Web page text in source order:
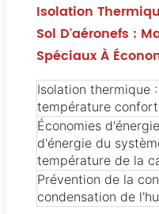
Isolation
Sol D'aéronefs :
Spéciaux À
Isolation thermique
température
Économies
d'énergie du
température de la
Prévention de la
condensation de